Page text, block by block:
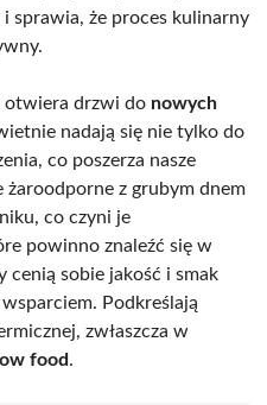
i sprawia, że proces kulinarny
otwiera drzwi do nowych
nadają się nie tylko do
co poszerza nasze
z grubym dnem
co czyni je
powinno znaleźć się w
cenią sobie jakość i smak
Podkreślają
zwłaszcza w
low food.